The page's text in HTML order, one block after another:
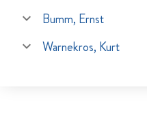
Bumm, Ernst
Warnekros, Kurt